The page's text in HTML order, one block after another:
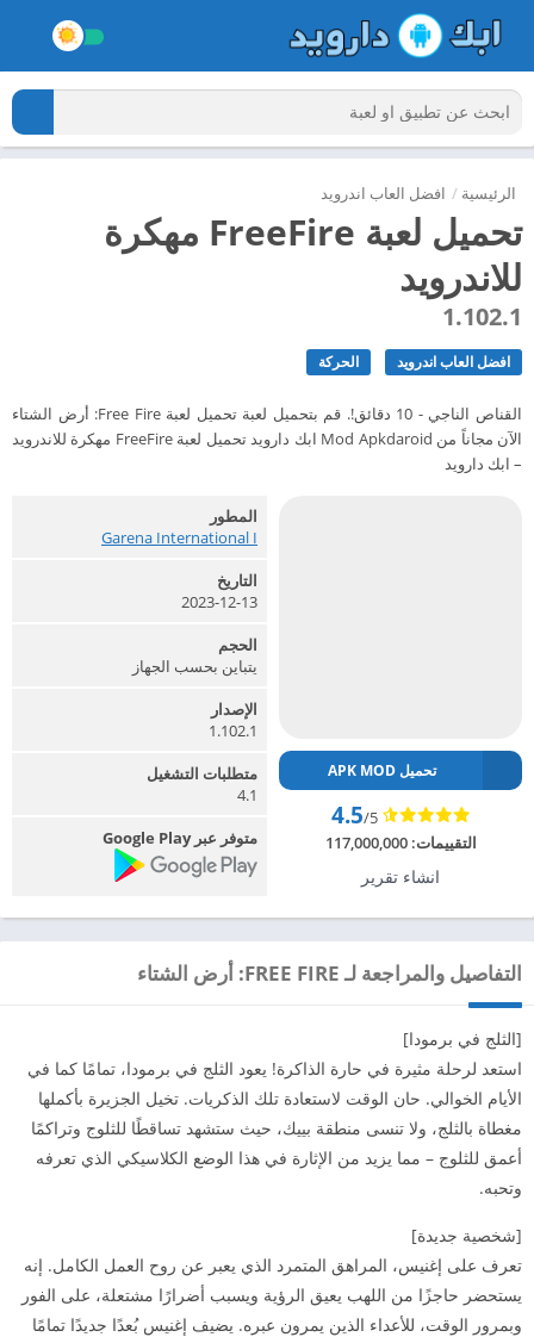
الرئيسية / افضل العاب اندرويد
تحميل لعبة FreeFire مهكرة
للاندرويد
1.102.1
افضل العاب اندرويد الحركة
القناص الناجي - 10 دقائق!. قم بتحميل لعبة تحميل لعبة Free Fire: أرض الشتاء
الآن مجاناً من Mod Apkdaroid ابك دارويد تحميل لعبة FreeFire مهكرة للاندرويد
– ابك دارويد
تحميل APK MOD
4.5/5
التقييمات:117,000,000
انشاء تقرير
المطور
Garena International I‏
التاريخ
2023-12-13
الحجم
يتباين بحسب الجهاز
الإصدار
1.102.1
متطلبات التشغيل
4.1
متوفر عبر Google Play
التفاصيل والمراجعة لـ FREE FIRE: أرض الشتاء
[الثلج في برمودا]
استعد لرحلة مثيرة في حارة الذاكرة! يعود الثلج في برمودا، تمامًا كما في
الأيام الخوالي. حان الوقت لاستعادة تلك الذكريات. تخيل الجزيرة بأكملها
مغطاة بالثلج، ولا تنسى منطقة بييك، حيث ستشهد تساقطًا للثلوج وتراكمًا
أعمق للثلوج – مما يزيد من الإثارة في هذا الوضع الكلاسيكي الذي تعرفه
وتحبه.
[شخصية جديدة]
تعرف على إغنيس، المراهق المتمرد الذي يعبر عن روح العمل الكامل. إنه
يستحضر حاجزًا من اللهب يعيق الرؤية ويسبب أضرارًا مشتعلة، على الفور
وبمرور الوقت، للأعداء الذين يمرون عبره. يضيف إغنيس بُعدًا جديدًا تمامًا